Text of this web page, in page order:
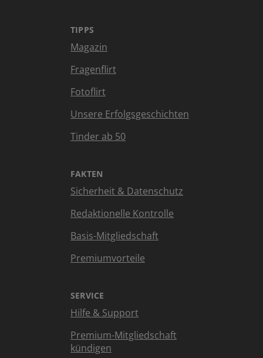
TIPPS
Magazin
Fragenflirt
Fotoflirt
Unsere Erfolgsgeschichten
Tinder ab 50
FAKTEN
Sicherheit & Datenschutz
Redaktionelle Kontrolle
Basis-Mitgliedschaft
Premiumvorteile
SERVICE
Hilfe & Support
Premium-Mitgliedschaft
kündigen